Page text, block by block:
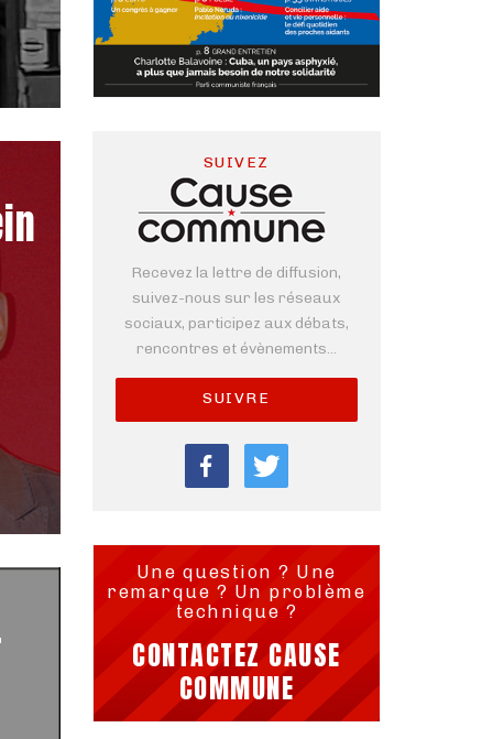
SUIVEZ
Recevez la lettre de diffusion,
suivez-nous sur les réseaux
sociaux, participez aux débats,
rencontres et évènements...
SUIVRE
Une question ? Une
remarque ? Un problème
technique ?
CONTACTEZ CAUSE
COMMUNE